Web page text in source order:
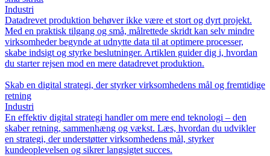
Industri
Datadrevet produktion behøver ikke være et stort og dyrt projekt.
Med en praktisk tilgang og små, målrettede skridt kan selv mindre
virksomheder begynde at udnytte data til at optimere processer,
skabe indsigt og styrke beslutninger. Artiklen guider dig i, hvordan
du starter rejsen mod en mere datadrevet produktion.
Skab en digital strategi, der styrker virksomhedens mål og fremtidige
retning
Industri
En effektiv digital strategi handler om mere end teknologi – den
skaber retning, sammenhæng og vækst. Læs, hvordan du udvikler
en strategi, der understøtter virksomhedens mål, styrker
kundeoplevelsen og sikrer langsigtet succes.